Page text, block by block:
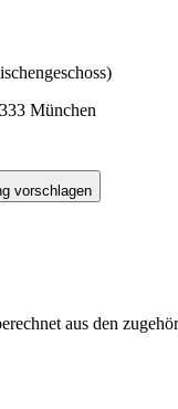
München
vorschlagen
aus den